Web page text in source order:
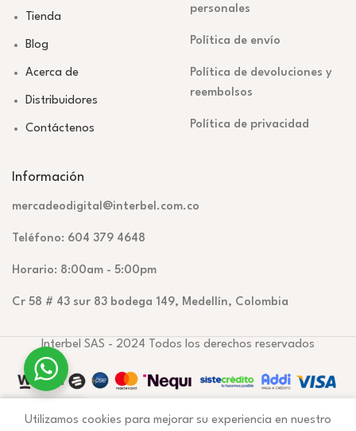
Tienda
Blog
Acerca de
Distribuidores
Contáctenos
personales
Política de envío
Política de devoluciones y
reembolsos
Política de privacidad
Información
mercadeodigital@interbel.com.co
Teléfono: 604 379 4648
Horario: 8:00am - 5:00pm
Cr 58 # 43 sur 83 bodega 149, Medellín, Colombia
Interbel SAS - 2024 Todos los derechos reservados
Utilizamos cookies para mejorar su experiencia en nuestro